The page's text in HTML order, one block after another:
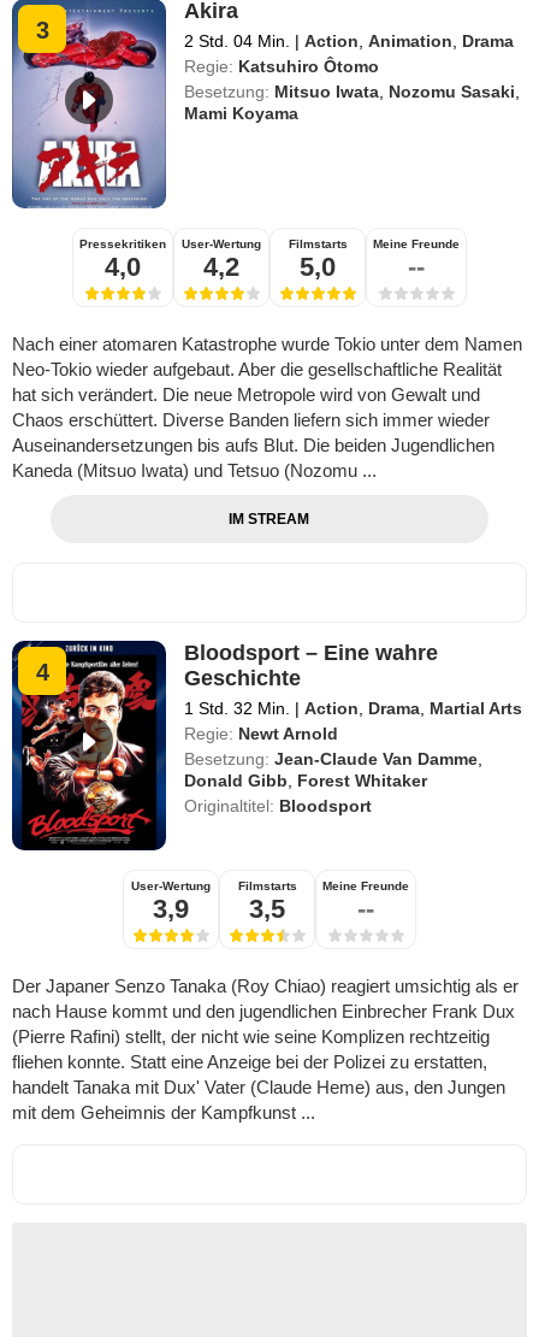
3
Akira
2 Std. 04 Min. | Action ,Animation
Drama
Regie: Katsuhiro Ôtomo
Besetzung: Mitsuo Iwata Nozomu Sasaki
Mami Koyama
Pressekritiken
4,0
User-Wertung
4,2
Filmstarts
5,0
Meine Freunde
--
Nach einer atomaren Katastrophe wurde Tokio unter dem Namen
Neo-Tokio wieder aufgebaut. Aber die gesellschaftliche Realität
hat sich verändert. Die neue Metropole wird von Gewalt und
Chaos erschüttert. Diverse Banden liefern sich immer wieder
Auseinandersetzungen bis aufs Blut. Die beiden Jugendlichen
Kaneda (Mitsuo Iwata) und Tetsuo (Nozomu ...
IM STREAM
4
Bloodsport – Eine wahre
Geschichte
1 Std. 32 Min. | Action Drama Martial Arts
Regie: Newt Arnold
Besetzung: Jean-Claude Van Damme
Donald Gibb
Forest Whitaker
Originaltitel: Bloodsport
User-Wertung
3,9
Filmstarts
3,5
Meine Freunde
--
Der Japaner Senzo Tanaka (Roy Chiao) reagiert umsichtig als er
nach Hause kommt und den jugendlichen Einbrecher Frank Dux
(Pierre Rafini) stellt, der nicht wie seine Komplizen rechtzeitig
fliehen konnte. Statt eine Anzeige bei der Polizei zu erstatten,
handelt Tanaka mit Dux' Vater (Claude Heme) aus, den Jungen
mit dem Geheimnis der Kampfkunst ...